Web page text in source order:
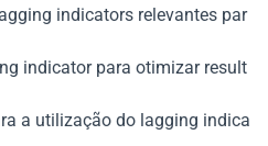
indicators relevantes par
indicator para otimizar result
a utilização do lagging indica